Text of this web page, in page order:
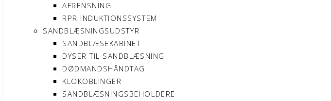
AFRENSNING
RPR INDUKTIONSSYSTEM
SANDBLÆSNINGSUDSTYR
SANDBLÆSEKABINET
DYSER TIL SANDBLÆSNING
DØDMANDSHÅNDTAG
KLOKOBLINGER
SANDBLÆSNINGSBEHOLDERE